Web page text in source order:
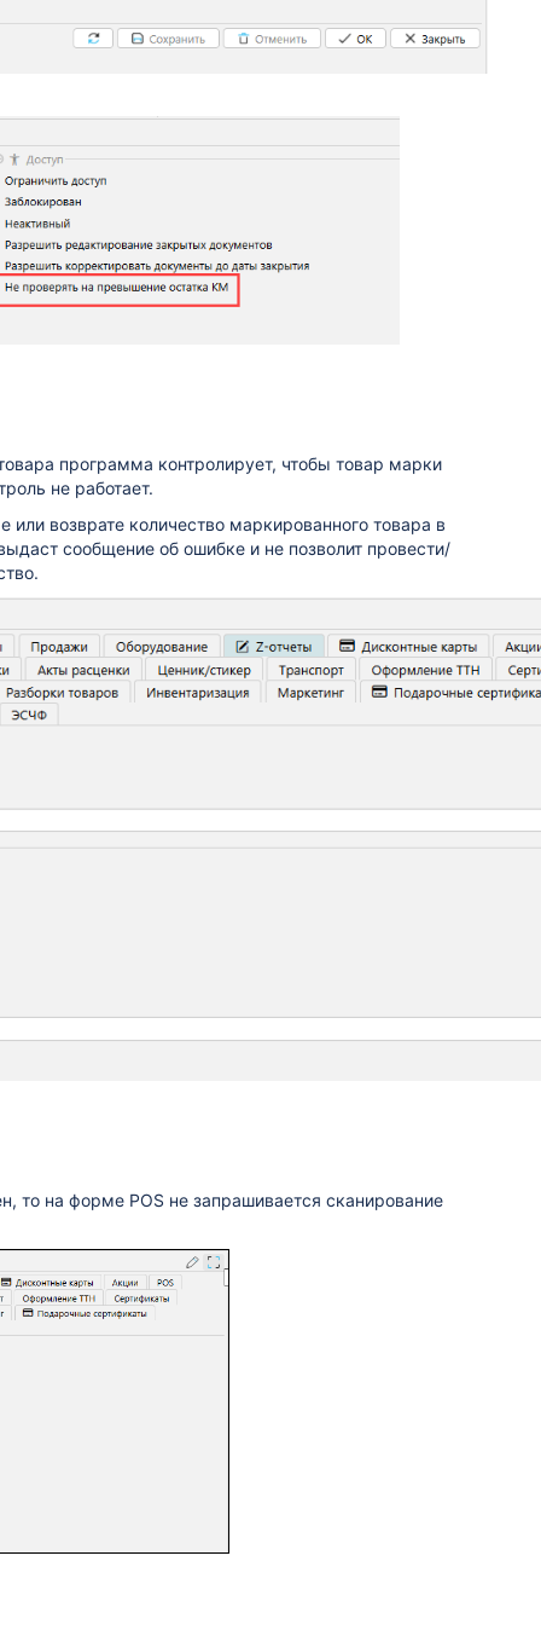
программа контролирует, чтобы товар марки
не работает.
возврате количество маркированного товара в
сообщение об ошибке и не позволит провести/
то на форме POS не запрашивается сканирование